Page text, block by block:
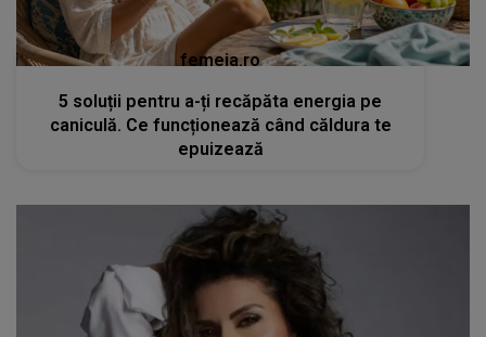
femeia.ro
5 soluții pentru a-ți recăpăta energia pe
caniculă. Ce funcționează când căldura te
epuizează